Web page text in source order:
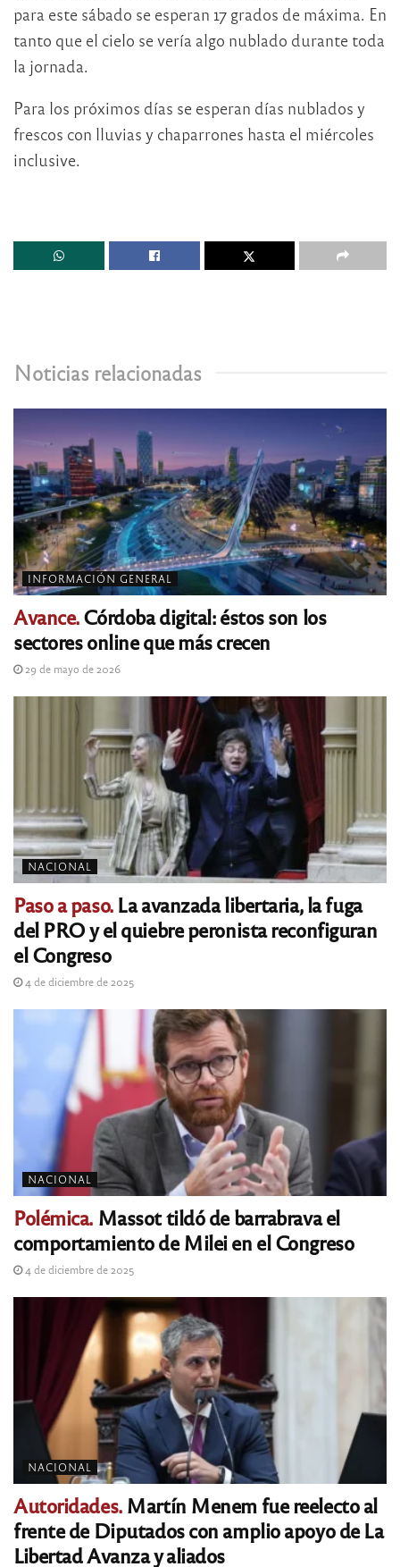
para este sábado se esperan 17 grados de máxima. En
tanto que el cielo se vería algo nublado durante toda
la jornada.
Para los próximos días se esperan días nublados y
frescos con lluvias y chaparrones hasta el miércoles
inclusive.
Noticias relacionadas
INFORMACIÓN GENERAL
Avance.Córdoba digital: éstos son los
sectores online que más crecen
29 de mayo de 2026
NACIONAL
Paso a paso.La avanzada libertaria, la fuga
del PRO y el quiebre peronista reconfiguran
el Congreso
4 de diciembre de 2025
NACIONAL
Polémica. Massot tildó de barrabrava el
comportamiento de Milei en el Congreso
4 de diciembre de 2025
NACIONAL
Autoridades.Martín Menem fue reelecto al
frente de Diputados con amplio apoyo de La
Libertad Avanza y aliados